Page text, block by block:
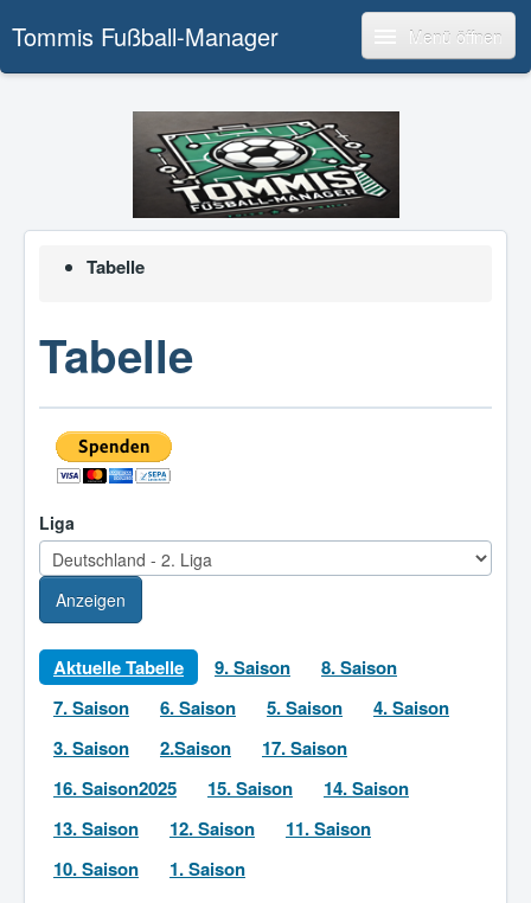
Tommis Fußball-Manager Menü öffnen
Tabelle
Tabelle
Liga
Anzeigen
Aktuelle Tabelle 9. Saison
8. Saison
7. Saison
6. Saison 5. Saison
4. Saison
3. Saison
2.Saison
17. Saison
16. Saison2025
15. Saison
14. Saison
13. Saison
12. Saison
11. Saison
10. Saison
1. Saison